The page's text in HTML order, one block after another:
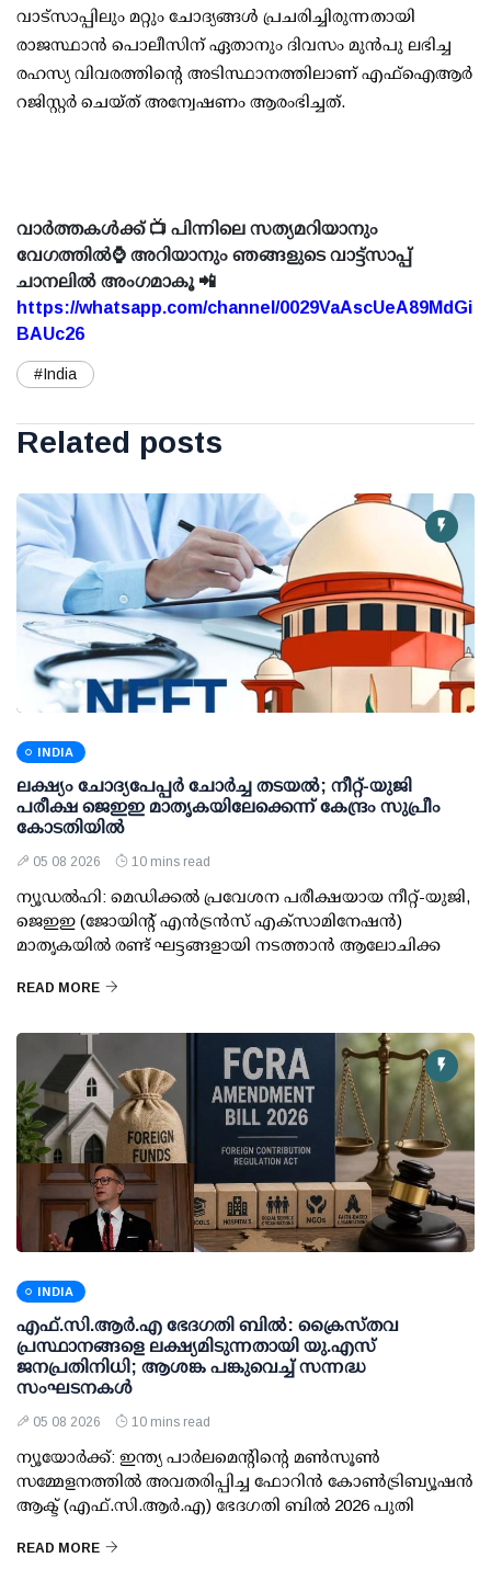
വാട്‌സാപ്പിലും മറ്റും ചോദ്യങ്ങള്‍ പ്രചരിച്ചിരുന്നതായി
രാജസ്ഥാന്‍ പൊലീസിന് ഏതാനും ദിവസം മുന്‍പു ലഭിച്ച
രഹസ്യ വിവരത്തിന്റെ അടിസ്ഥാനത്തിലാണ് എഫ്‌ഐആര്‍
റജിസ്റ്റര്‍ ചെയ്ത് അന്വേഷണം ആരംഭിച്ചത്.
വാർത്തകൾക്ക് 📺 പിന്നിലെ സത്യമറിയാനും
വേഗത്തിൽ⌚ അറിയാനും ഞങ്ങളുടെ വാട്ട്സാപ്പ്
ചാനലിൽ അംഗമാകൂ 📲
https://whatsapp.com/channel/0029VaAscUeA89MdGi
BAUc26
#India
Related posts
INDIA
ലക്ഷ്യം ചോദ്യപേപ്പര്‍ ചോര്‍ച്ച തടയല്‍; നീറ്റ്-യുജി
പരീക്ഷ ജെഇഇ മാതൃകയിലേക്കെന്ന് കേന്ദ്രം സുപ്രീം
കോടതിയില്‍
05 08 2026 10 mins read
ന്യൂഡല്‍ഹി: മെഡിക്കല്‍ പ്രവേശന പരീക്ഷയായ നീറ്റ്-യുജി,
ജെഇഇ (ജോയിന്റ് എന്‍ട്രന്‍സ് എക്‌സാമിനേഷന്‍)
മാതൃകയില്‍ രണ്ട് ഘട്ടങ്ങളായി നടത്താന്‍ ആലോചിക്ക
READ MORE
INDIA
എഫ്.സി.ആര്‍.എ ഭേദഗതി ബില്‍: ക്രൈസ്തവ
പ്രസ്ഥാനങ്ങളെ ലക്ഷ്യമിടുന്നതായി യു.എസ്
ജനപ്രതിനിധി; ആശങ്ക പങ്കുവെച്ച് സന്നദ്ധ
സംഘടനകള്‍
05 08 2026 10 mins read
ന്യൂയോര്‍ക്ക്: ഇന്ത്യ പാര്‍ലമെന്റിന്റെ മണ്‍സൂണ്‍
സമ്മേളനത്തില്‍ അവതരിപ്പിച്ച ഫോറിന്‍ കോണ്‍ട്രിബ്യൂഷന്‍
ആക്ട് (എഫ്.സി.ആര്‍.എ) ഭേദഗതി ബില്‍ 2026 പുതി
READ MORE